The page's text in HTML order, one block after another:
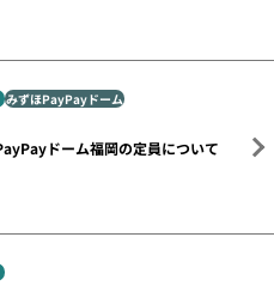
みずほPayPayドーム
ドーム福岡の定員について